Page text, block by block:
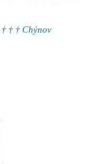
† † Chýnov